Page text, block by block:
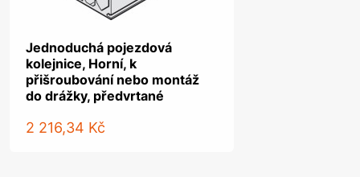
Jednoduchá pojezdová
kolejnice, Horní, k
přišroubování nebo montáž
do drážky, předvrtané
2 216,34 Kč